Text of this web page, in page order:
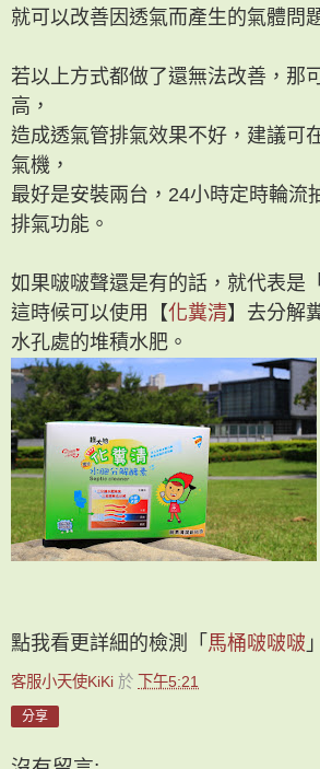
就可以改善因透氣而產生的氣體問
若以上方式都做了還無法改善，那
高，
造成透氣管排氣效果不好，建議可
氣機，
最好是安裝兩台，24小時定時輪流
排氣功能。
如果啵啵聲還是有的話，就代表是
這時候可以使用【化糞清】去分解
水孔處的堆積水肥。
點我看更詳細的檢測「 馬桶啵啵啵
客服小天使KiKi 於 下午5:21
分享